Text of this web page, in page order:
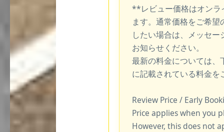
**レビュー価格はオンラ
ます。通常価格をご希
したい場合は、メッセ
お知らせください。
最新の料金については、
に記載されている料金を
Review Price / Early
Price applies when you
However, this does not